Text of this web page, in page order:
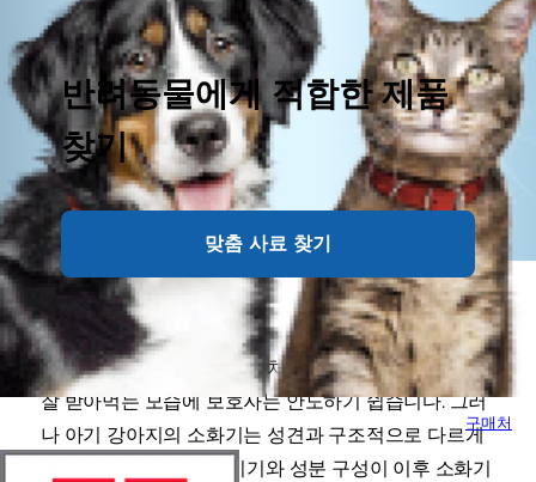
반려동물에게 적합한 제품
찾기
맞춤 사료 찾기
구매처
아기 강아지가 분유를 떼고 처음으로 간식을 건넸을 때,
잘 받아먹는 모습에 보호자는 안도하기 쉽습니다. 그러
나 아기 강아지의 소화기는 성견과 구조적으로 다르게
작동하며, 간식의 시작 시기와 성분 구성이 이후 소화기